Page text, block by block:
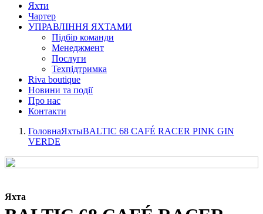
Яхти
Чартер
УПРАВЛІННЯ ЯХТАМИ
Підбір команди
Менеджмент
Послуги
Техпідтримка
Riva boutique
Новини та події
Про нас
Контакти
ГоловнаЯхтыBALTIC 68 CAFÉ RACER PINK GIN
VERDE
Яхта